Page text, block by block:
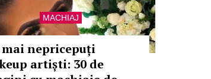
MACHIAJ
mai nepricepuți
artiști: 30 de